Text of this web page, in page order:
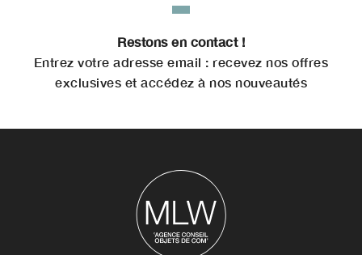
Restons en contact !
Entrez votre adresse email : recevez nos offres
exclusives et accédez à nos nouveautés